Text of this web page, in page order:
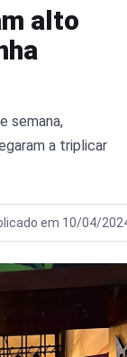
alto
semana,
a triplicar
em 10/04/